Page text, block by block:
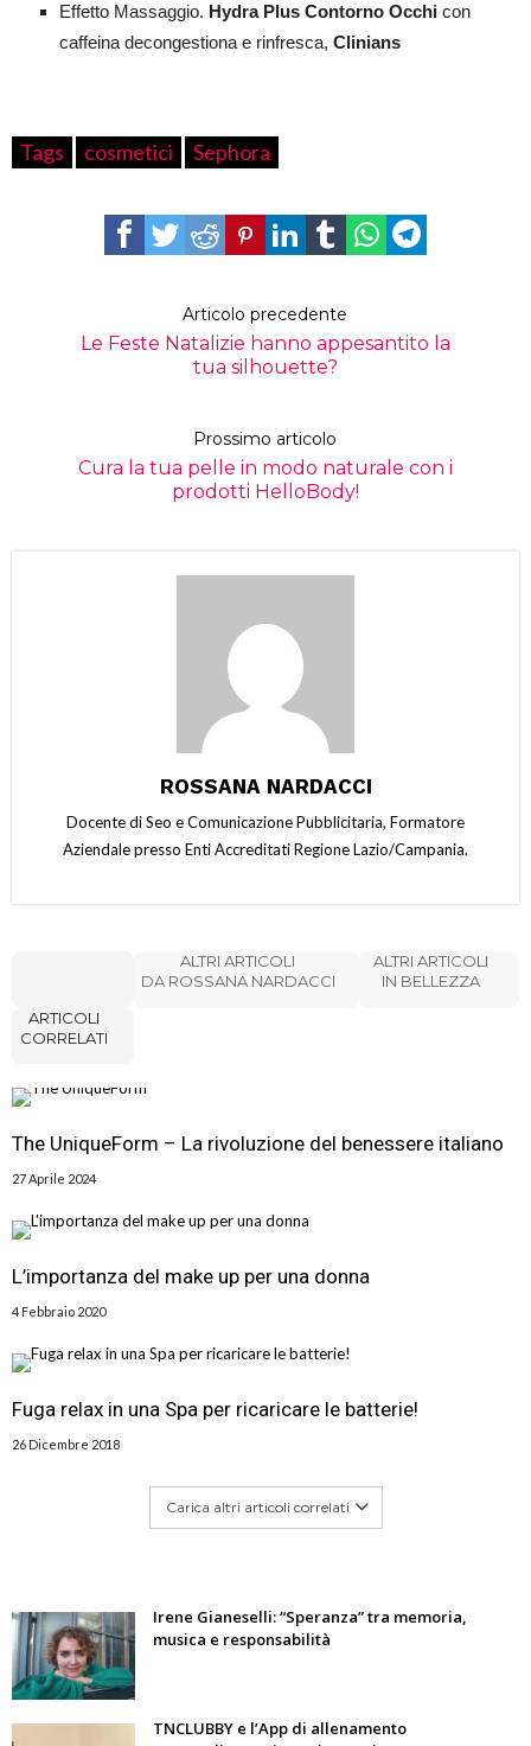
Effetto Massaggio. Hydra Plus Contorno Occhi con
caffeina decongestiona e rinfresca, Clinians
Tags cosmetici Sephora
Articolo precedente
Le Feste Natalizie hanno appesantito la
tua silhouette?
Prossimo articolo
Cura la tua pelle in modo naturale con i
prodotti HelloBody!
ROSSANA NARDACCI
Docente di Seo e Comunicazione Pubblicitaria, Formatore
Aziendale presso Enti Accreditati Regione Lazio/Campania.
ARTICOLI
CORRELATI
ALTRI ARTICOLI
DA ROSSANA NARDACCI
ALTRI ARTICOLI
IN BELLEZZA
The UniqueForm – La rivoluzione del benessere italiano
27 Aprile 2024
L’importanza del make up per una donna
4 Febbraio 2020
Fuga relax in una Spa per ricaricare le batterie!
26 Dicembre 2018
Carica altri articoli correlati
Irene Gianeselli: “Speranza” tra memoria,
musica e responsabilità
TNCLUBBY e l’App di allenamento